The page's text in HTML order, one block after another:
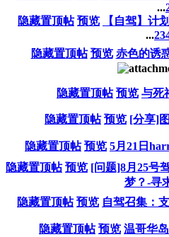
...
隐藏置顶帖 预览
【自驾】计
...23
隐藏置顶帖 预览 赤色的诱
隐藏置顶帖 预览 与死
隐藏置顶帖 预览 [分享]
隐藏置顶帖 预览 5月21日
隐藏置顶帖 预览 [问题]8月25号
梦？-寻
隐藏置顶帖 预览 自驾召集：
隐藏置顶帖 预览 温哥华